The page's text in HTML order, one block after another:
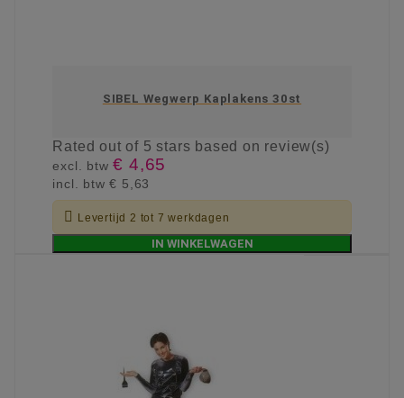
SIBEL Wegwerp Kaplakens 30st
Ratedout of 5 stars based on review(s)
excl. btw€ 4,65
incl. btw€ 5,63
 Levertijd 2 tot 7 werkdagen
IN WINKELWAGEN